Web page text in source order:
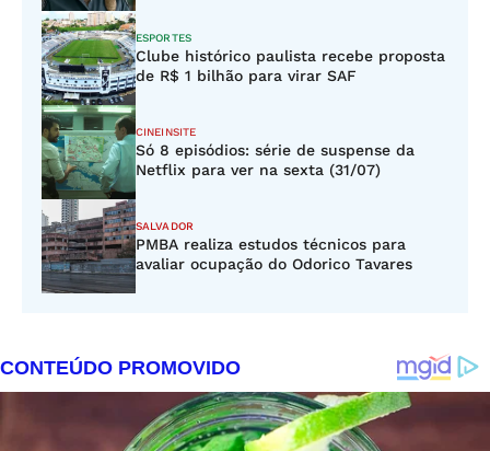
ESPORTES
Clube histórico paulista recebe proposta
de R$ 1 bilhão para virar SAF
CINEINSITE
Só 8 episódios: série de suspense da
Netflix para ver na sexta (31/07)
SALVADOR
PMBA realiza estudos técnicos para
avaliar ocupação do Odorico Tavares